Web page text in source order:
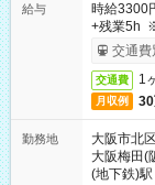
給与
時給3300
+残業5h ※
交通費
交通費 1
月収例
勤務地
大阪市北区
大阪梅田(
(地下鉄)駅